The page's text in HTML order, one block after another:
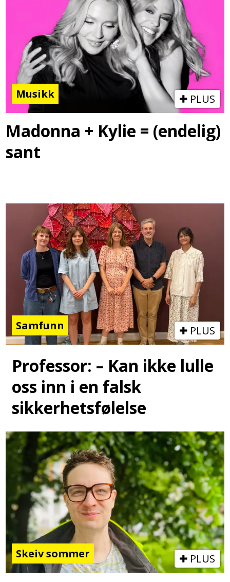
Musikk PLUS
Madonna + Kylie = (endelig)
sant
Samfunn PLUS
Professor: – Kan ikke lulle
oss inn i en falsk
sikkerhetsfølelse
Skeiv sommer PLUS